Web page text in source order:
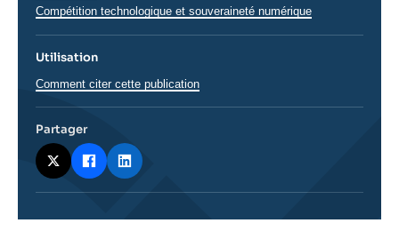
analyses
Compétition technologique et souveraineté numérique
Utilisation
Comment citer cette publication
Partager